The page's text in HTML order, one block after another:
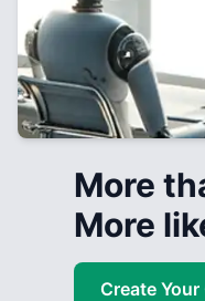
More
More
Create Your